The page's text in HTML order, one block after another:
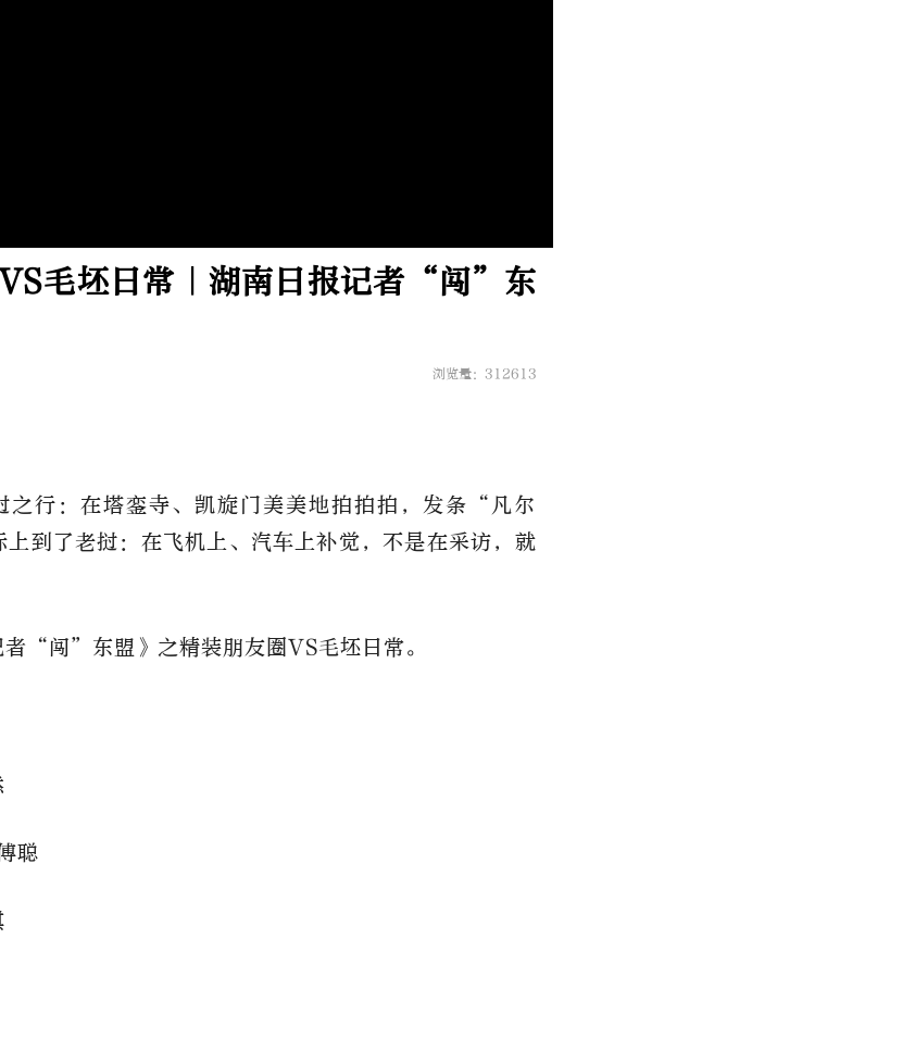
毛坯日常｜湖南日报记者“闯”东
浏览量：312613
之行：在塔銮寺、凯旋门美美地拍拍拍，发条“凡尔
到了老挝：在飞机上、汽车上补觉，不是在采访，就
者“闯”东盟》之精装朋友圈VS毛坯日常。
聪